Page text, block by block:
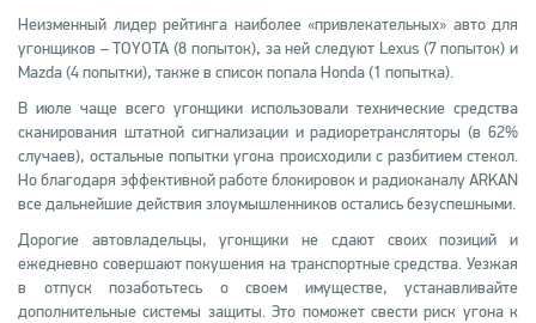
Неизменный лидер рейтинга наиболее «привлекательных» авто для
угонщиков – TOYOTA (8 попыток), за ней следуют Lexus (7 попыток) и
Mazda (4 попытки), также в список попала Honda (1 попытка).
В июле чаще всего угонщики использовали технические средства
сканирования штатной сигнализации и радиоретрансляторы (в 62%
случаев), остальные попытки угона происходили с разбитием стекол.
Но благодаря эффективной работе блокировок и радиоканалу ARKAN
все дальнейшие действия злоумышленников остались безуспешными.
Дорогие автовладельцы, угонщики не сдают своих позиций и
ежедневно совершают покушения на транспортные средства. Уезжая
в отпуск позаботьтесь о своем имуществе, устанавливайте
дополнительные системы защиты. Это поможет свести риск угона к